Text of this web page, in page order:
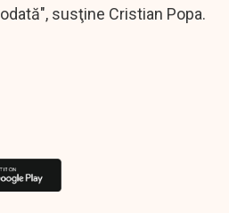
susţine Cristian Popa.